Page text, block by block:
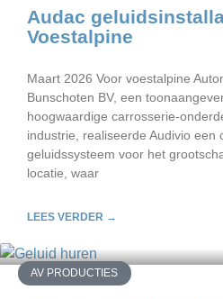
Audac
Voestalpine
Maart 2026 Voor voestalpine
Bunschoten BV, een
hoogwaardige carrosserie-
industrie, realiseerde Audivio een
geluidssysteem voor het
locatie, waar
LEES VERDER →
AV PRODUCTIES